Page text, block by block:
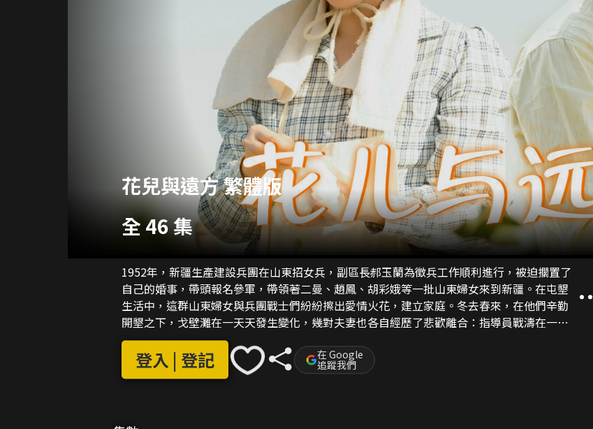
花兒與遠方 繁體版
全 46 集
1952年，新疆生產建設兵團在山東招女兵，副區長郝玉蘭為徵兵工作順利進行，被迫擱置了
自己的婚事，帶頭報名參軍，帶領著二曼、趙鳳、胡彩娥等一批山東婦女來到新疆。在屯墾
生活中，這群山東婦女與兵團戰士們紛紛擦出愛情火花，建立家庭。冬去春來，在他們辛勤
開墾之下，戈壁灘在一天天發生變化，幾對夫妻也各自經歷了悲歡離合：指導員戰濤在一次
剿匪中被打壞下身，妻子二曼不離不棄，堅守著自己的愛情；趙鳳和葛俊歷經磨難最終牽
手，趙鳳成為馬蓮窩子小學第一位老師；耿大炮和胡彩娥在吵吵鬧鬧中哺育著自己的後代。
主人公劉北伐和郝玉蘭的婚姻在經歷喪子之痛後，郝玉蘭學習駕駛拖拉機，成為兵團第一位
登入 | 登記 在 Google
追蹤我們